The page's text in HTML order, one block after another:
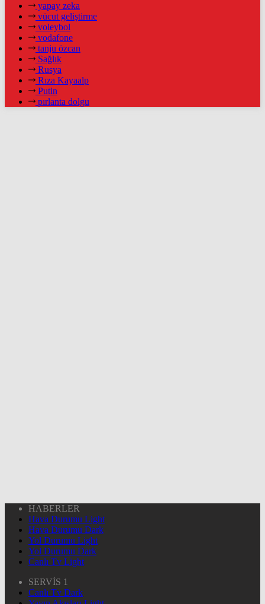
yapay zeka
vücut geliştirme
voleybol
vodafone
tanju özcan
Sağlık
Rusya
Rıza Kayaalp
Putin
pırlanta dolgu
HABERLER
Hava Durumu Light
Hava Durumu Dark
Yol Durumu Light
Yol Durumu Dark
Canlı Tv Light
SERVİS 1
Canlı Tv Dark